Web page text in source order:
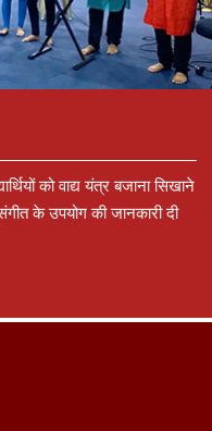
को वाद्य यंत्र बजाना सिखाने
के उपयोग की जानकारी दी